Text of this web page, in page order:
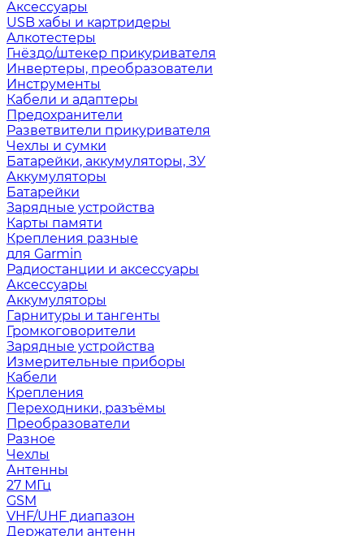
Аксессуары
USB хабы и картридеры
Алкотестеры
Гнёздо/штекер прикуривателя
Инвертеры, преобразователи
Инструменты
Кабели и адаптеры
Предохранители
Разветвители прикуривателя
Чехлы и сумки
Батарейки, аккумуляторы, ЗУ
Аккумуляторы
Батарейки
Зарядные устройства
Карты памяти
Крепления разные
для Garmin
Радиостанции и аксессуары
Аксессуары
Аккумуляторы
Гарнитуры и тангенты
Громкоговорители
Зарядные устройства
Измерительные приборы
Кабели
Крепления
Переходники, разъёмы
Преобразователи
Разное
Чехлы
Антенны
27 МГц
GSM
VHF/UHF диапазон
Держатели антенн